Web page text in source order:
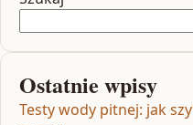
Ostatnie wpisy
Testy wody pitnej: jak